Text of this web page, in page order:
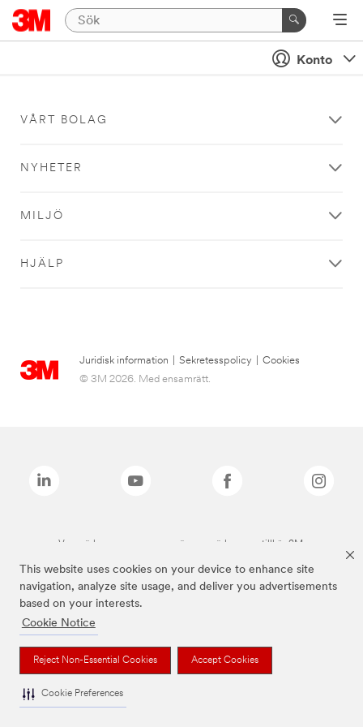
This website uses cookies on your device to enhance site
navigation, analyze site usage, and deliver you advertisements
based on your interests.
Cookie Notice
Reject Non-Essential Cookies Accept Cookies
Cookie Preferences
Konto
VÅRT BOLAG
NYHETER
MILJÖ
HJÄLP
Juridisk information Sekretesspolicy
Cookies
© 3M 2026. Med ensamrätt.
Varumärken som anges ovan är varumärken som tillhör 3M.